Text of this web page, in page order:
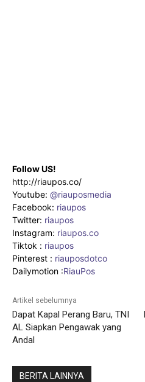
Follow US!
http://riaupos.co/
Youtube: @riauposmedia
Facebook: riaupos
Twitter: riaupos
Instagram: riaupos.co
Tiktok : riaupos
Pinterest : riauposdotco
Dailymotion :RiauPos
Artikel sebelumnya
Dapat Kapal Perang Baru, TNI
AL Siapkan Pengawak yang
Andal
BERITA LAINNYA